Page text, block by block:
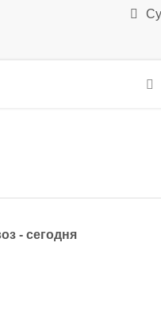
- сегодня